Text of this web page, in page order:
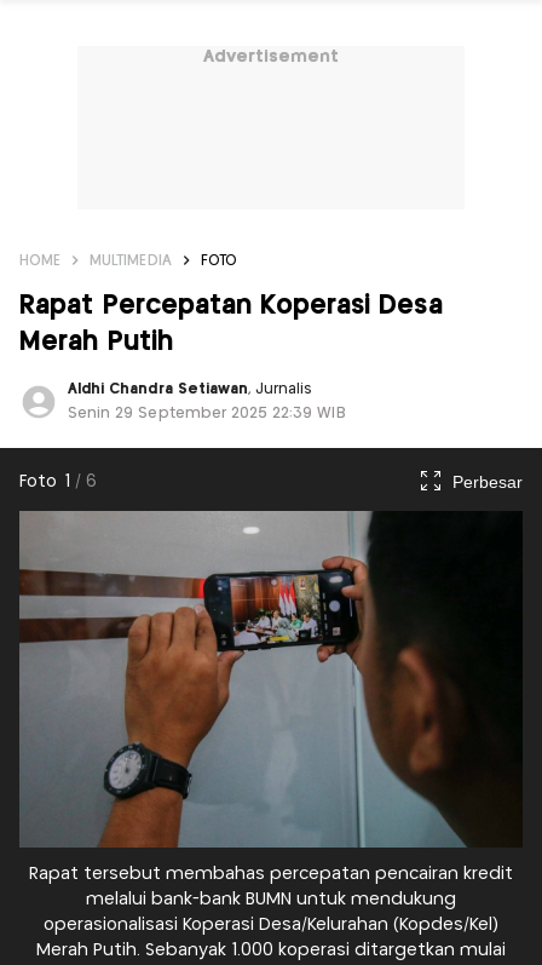
Advertisement
HOME MULTIMEDIA FOTO
Rapat Percepatan Koperasi Desa
Merah Putih
Aldhi Chandra Setiawan, Jurnalis
Senin 29 September 2025 22:39 WIB
Foto 1 /6 Perbesar
Rapat tersebut membahas percepatan pencairan kredit
melalui bank-bank BUMN untuk mendukung
operasionalisasi Koperasi Desa/Kelurahan (Kopdes/Kel)
Merah Putih. Sebanyak 1.000 koperasi ditargetkan mulai